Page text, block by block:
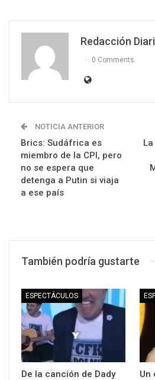
Redacción
0 Comments
NOTICIA ANTERIOR
Brics: Sudáfrica es
miembro de la CPI, pero
no se espera que
detenga a Putin si viaja
a ese país
También podría gustarte
ESPECTÁCULOS
De la canción de Dady
Un